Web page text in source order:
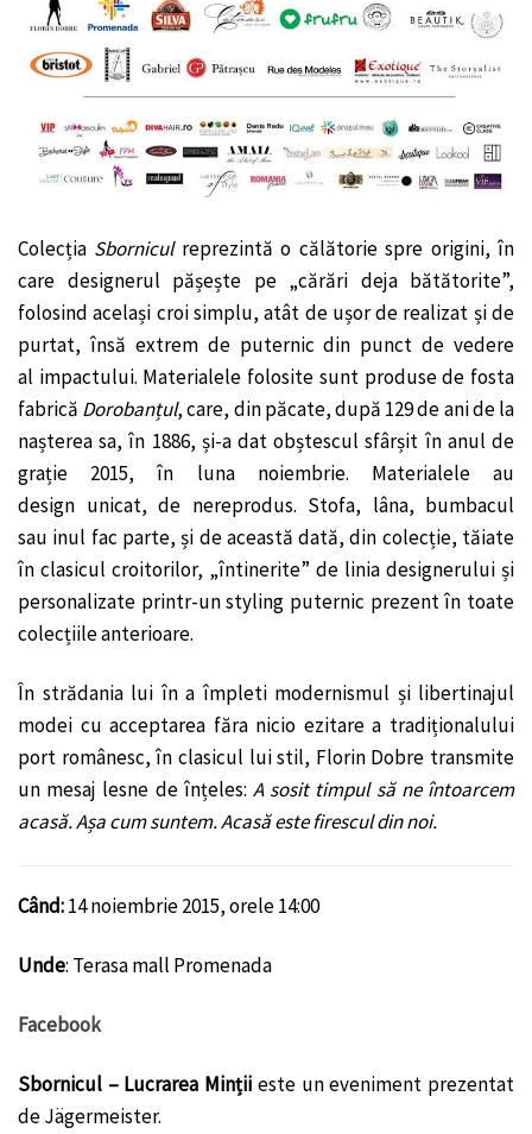
Colecția Sborniculreprezintă o călătorie spre origini, în
care designerul pășește pe „cărări deja bătătorite”,
folosind același croi simplu, atât de ușor de realizat și de
purtat, însă extrem de puternic din punct de vedere
al impactului. Materialele folosite sunt produse de fosta
fabrică Dorobanțul, care, din păcate, după 129 de ani de la
nașterea sa, în 1886, și-a dat obștescul sfârșit în anul de
grație 2015, în luna noiembrie. Materialele au
design unicat, de nereprodus. Stofa, lâna, bumbacul
sau inul fac parte, și de această dată, din colecție, tăiate
în clasicul croitorilor, „întinerite” de linia designerului și
personalizate printr-un styling puternic prezent în toate
colecțiile anterioare.
În strădania lui în a împleti modernismul și libertinajul
modei cu acceptarea făra nicio ezitare a tradiționalului
port românesc, în clasicul lui stil, Florin Dobre transmite
un mesaj lesne de înțeles: A sosit timpul să ne întoarcem
acasă. Așa cum suntem. Acasă este firescul din noi.
Când:14 noiembrie 2015, orele 14:00
Unde: Terasa mall Promenada
Facebook
​Sbornicul – Lucrarea Minții este un eveniment prezentat
de Jägermeister.